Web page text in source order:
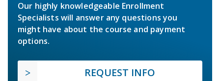
Our highly knowledgeable Enrollment
Specialists will answer any questions you
might have about the course and payment
options.
REQUEST INFO